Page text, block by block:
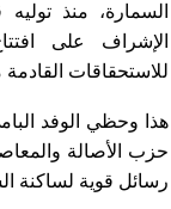
السمارة، منذ
الإشراف على
للاستحقاقات القادمة
هذا وحظي الوفد
حزب الأصالة
رسائل قوية لساكنة